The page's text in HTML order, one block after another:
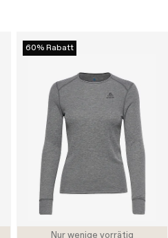
60% Rabatt